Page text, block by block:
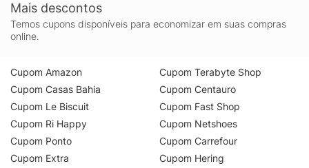
Mais descontos
Temos cupons disponíveis para economizar em suas compras
online.
Cupom Amazon
Cupom Casas Bahia
Cupom Le Biscuit
Cupom Ri Happy
Cupom Ponto
Cupom Extra
Cupom Terabyte Shop
Cupom Centauro
Cupom Fast Shop
Cupom Netshoes
Cupom Carrefour
Cupom Hering